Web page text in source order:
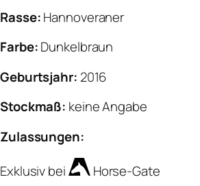
Rasse:Hannoveraner
Farbe:Dunkelbraun
Geburtsjahr: 2016
Stockmaß: keine Angabe
Zulassungen:
Exklusiv bei
Horse-Gate